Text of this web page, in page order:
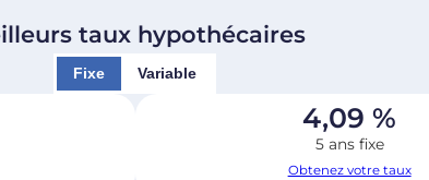
taux hypothécaires
Fixe Variable
4,09 %
5 ans fixe
Obtenez votre taux